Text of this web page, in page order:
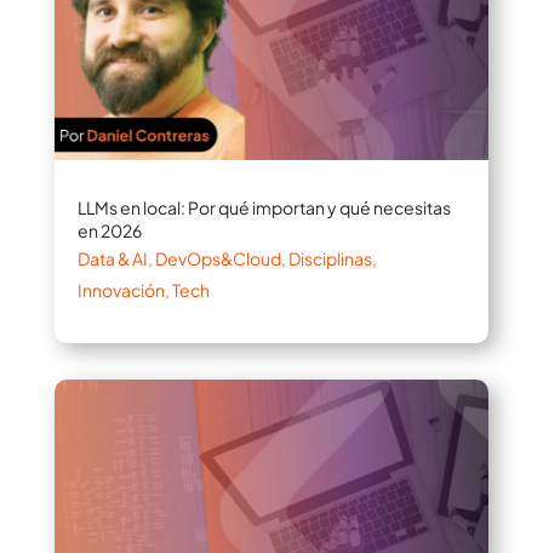
LLMs en local: Por qué importan y qué necesitas
en 2026
Data & AI, DevOps&Cloud, Disciplinas,
Innovación,Tech